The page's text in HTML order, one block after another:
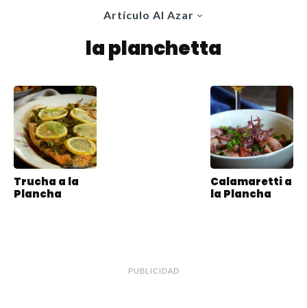
Artículo Al Azar
la planchetta
Trucha a la
Plancha
Calamaretti a
la Plancha
PUBLICIDAD